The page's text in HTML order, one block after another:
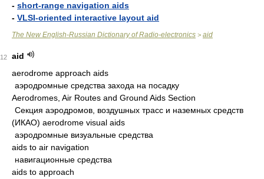
- short-range navigation aids
- VLSI-oriented interactive layout aid
The New English-Russian Dictionary of Radio-electronics > aid
12
aid
aerodrome approach aids
аэродромные средства захода на посадку
Aerodromes, Air Routes and Ground Aids Section
Секция аэродромов, воздушных трасс и наземных средств
(ИКАО) aerodrome visual aids
аэродромные визуальные средства
aids to air navigation
навигационные средства
aids to approach